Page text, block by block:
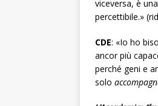
viceversa, è
percettibile.»
CDE: «Io ho
ancor più
perché geni e
solo